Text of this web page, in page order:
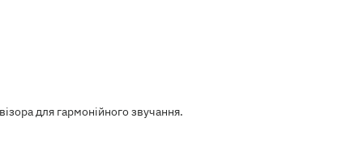
для гармонійного звучання.